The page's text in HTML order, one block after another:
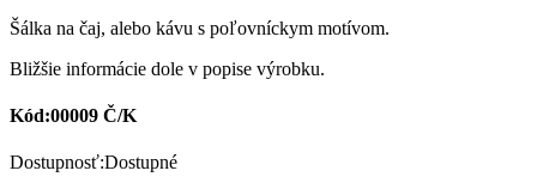
Šálka na čaj, alebo kávu s poľovníckym motívom.
Bližšie informácie dole v popise výrobku.
Kód:00009 Č/K
Dostupnosť:Dostupné